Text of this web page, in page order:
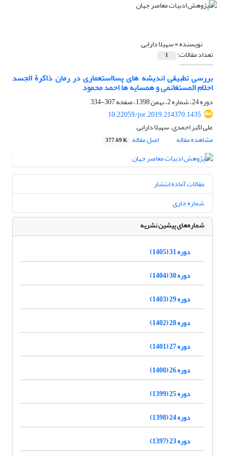
نویسنده =سهیلا دارابی
تعداد مقالات: 1
بررسی تطبیقی اندیشه های پسااستعماری در رمان ذاکرة الجسد
احلام المستغانمی و همسایه ها احمد محمود
دوره 24، شماره 2، بهمن 1398، صفحه
307-334
10.22059/jor.2019.214370.1435
علی اکبر احمدی، سهیلا دارابی
مشاهده مقاله
اصل مقاله 377.69 K
مقالات آماده انتشار
شماره جاری
شماره‌های پیشین نشریه
دوره 31 (1405)
دوره 30 (1404)
دوره 29 (1403)
دوره 28 (1402)
دوره 27 (1401)
دوره 26 (1400)
دوره 25 (1399)
دوره 24 (1398)
دوره 23 (1397)